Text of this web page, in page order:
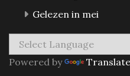
Gelezen in mei
Powered by Translate